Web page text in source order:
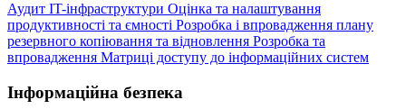
Аудит IT-інфраструктури Оцінка та налаштування
продуктивності та ємності Розробка і впровадження плану
резервного копіювання та відновлення Розробка та
впровадження Матриці доступу до інформаційних систем
Інформаційна безпека